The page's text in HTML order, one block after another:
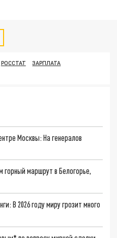
РОССТАТ
ЗАРПЛАТА
Москвы: На генералов
горный маршрут в Белогорье,
В 2026 году миру грозит много